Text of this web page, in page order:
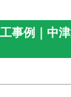
例｜中